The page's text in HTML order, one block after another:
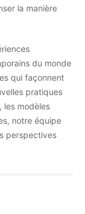
la manière
du monde
qui façonnent
pratiques
les modèles
notre équipe
perspectives